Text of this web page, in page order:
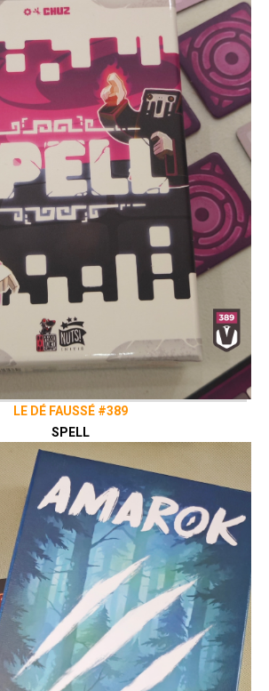
LE DÉ FAUSSÉ #389
SPELL